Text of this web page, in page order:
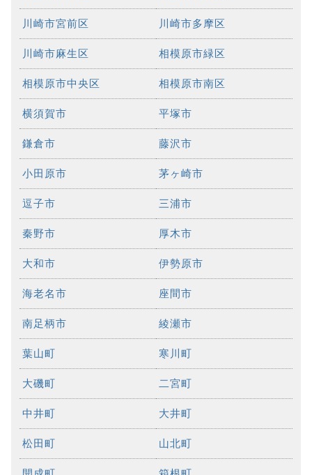
川崎市宮前区 川崎市多摩区
川崎市麻生区 相模原市緑区
相模原市中央区 相模原市南区
横須賀市 平塚市
鎌倉市 藤沢市
小田原市 茅ヶ崎市
逗子市 三浦市
秦野市 厚木市
大和市 伊勢原市
海老名市 座間市
南足柄市 綾瀬市
葉山町 寒川町
大磯町 二宮町
中井町 大井町
松田町 山北町